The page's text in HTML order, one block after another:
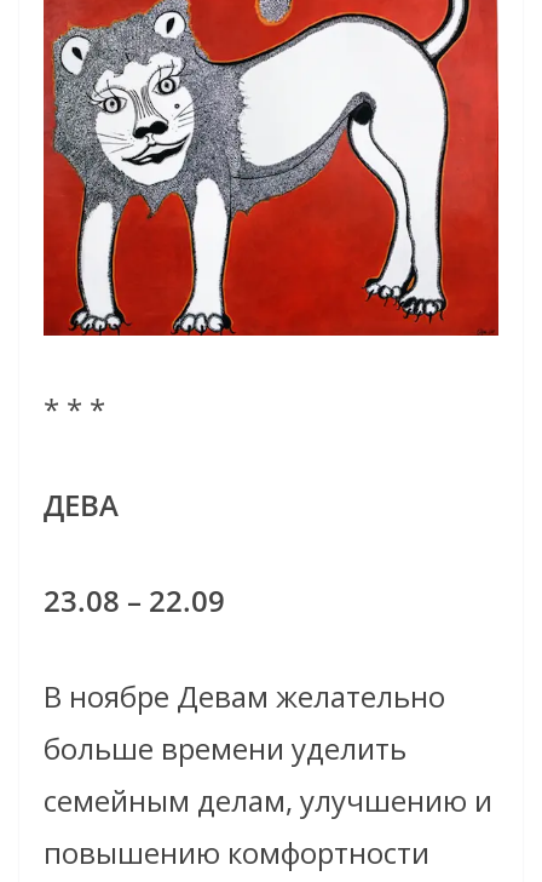
* * *
ДЕВА
23.08 – 22.09
В ноябре Девам желательно
больше времени уделить
семейным делам, улучшению и
повышению комфортности